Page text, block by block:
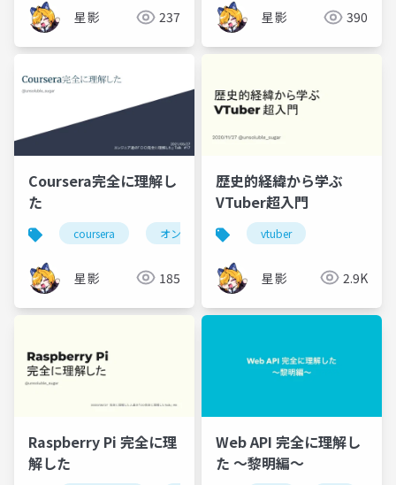
星影 237 星影 390
Coursera完全に理解し
た
coursera オンライン講座 教育
星影 185
歴史的経緯から学ぶ
VTuber超入門
vtuber
星影 2.9K
Raspberry Pi 完全に理
解した
Web API 完全に理解し
た 〜黎明編〜